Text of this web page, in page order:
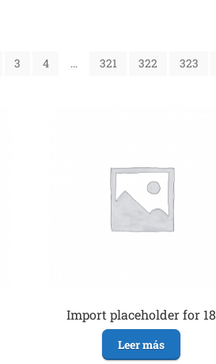
3 4 … 321 322 323
Import placeholder for 18
Leer más